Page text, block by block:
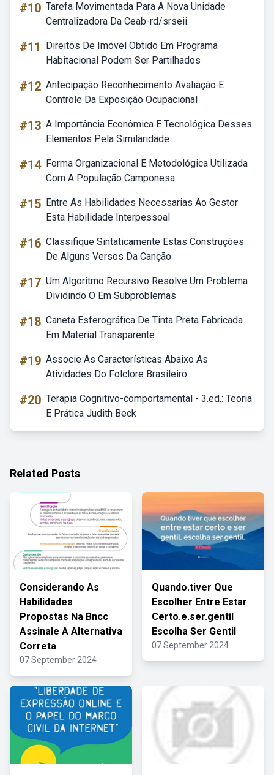
#10 Tarefa Movimentada Para A Nova Unidade
Centralizadora Da Ceab-rd/srseii.
#11
Direitos De Imóvel Obtido Em Programa
Habitacional Podem Ser Partilhados
#12 Antecipação Reconhecimento Avaliação E
Controle Da Exposição Ocupacional
#13 A Importância Econômica E Tecnológica Desses
Elementos Pela Similaridade
#14 Forma Organizacional E Metodológica Utilizada
Com A População Camponesa
#15 Entre As Habilidades Necessarias Ao Gestor
Esta Habilidade Interpessoal
#16 Classifique Sintaticamente Estas Construções
De Alguns Versos Da Canção
#17 Um Algoritmo Recursivo Resolve Um Problema
Dividindo O Em Subproblemas
#18 Caneta Esferográfica De Tinta Preta Fabricada
Em Material Transparente
#19 Associe As Características Abaixo As
Atividades Do Folclore Brasileiro
#20 Terapia Cognitivo-comportamental - 3.ed.: Teoria
E Prática Judith Beck
Related Posts
Considerando As
Habilidades
Propostas Na Bncc
Assinale A Alternativa
Correta
07 September 2024
Quando.tiver Que
Escolher Entre Estar
Certo.e.ser.gentil
Escolha Ser Gentil
07 September 2024